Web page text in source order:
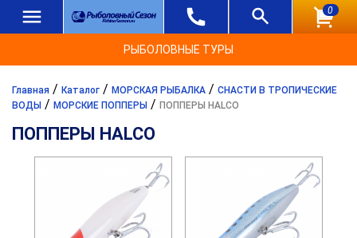
0
РЫБОЛОВНЫЕ ТУРЫ
Главная / Каталог / МОРСКАЯ РЫБАЛКА / СНАСТИ В ТРОПИЧЕСКИЕ
ВОДЫ / МОРСКИЕ ПОППЕРЫ / ПОППЕРЫ HALCO
ПОППЕРЫ HALCO